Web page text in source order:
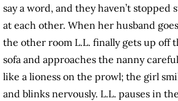
say a word, and they haven’t stopped
at each other. When her husband
the other room L.L. finally gets up off
sofa and approaches the nanny
like a lioness on the prowl; the girl
and blinks nervously. L.L. pauses in the